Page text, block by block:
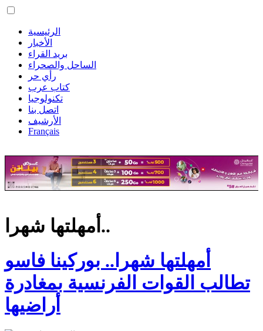
الرئيسية
الأخبار
بريد القراء
الساحل والصحراء
رأي حر
كتاب عرب
تكنولوجيا
اتصل بنا
الأرشيف
Français
أمهلتها شهرا..
أمهلتها شهرا.. بوركينا فاسو
تطالب القوات الفرنسية بمغادرة
أراضيها